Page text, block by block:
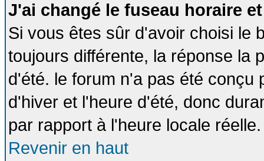
J'ai changé le fuseau horaire
Si vous êtes sûr d'avoir choisi le
toujours différente, la réponse la
d'été. le forum n'a pas été conçu
d'hiver et l'heure d'été, donc
par rapport à l'heure locale réelle.
Revenir en haut